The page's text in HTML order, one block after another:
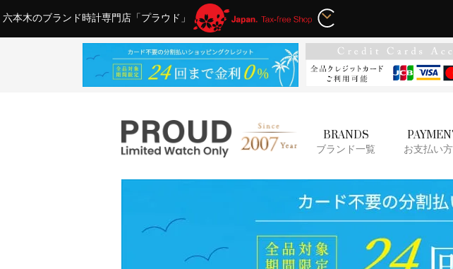
六本木のブランド時計専門店「プラウド」
BRANDS
ブランド一覧 お支払い